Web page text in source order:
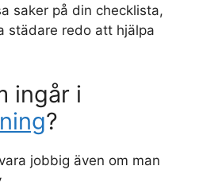
saker på din checklista,
städare redo att hjälpa
ingår i
?
jobbig även om man